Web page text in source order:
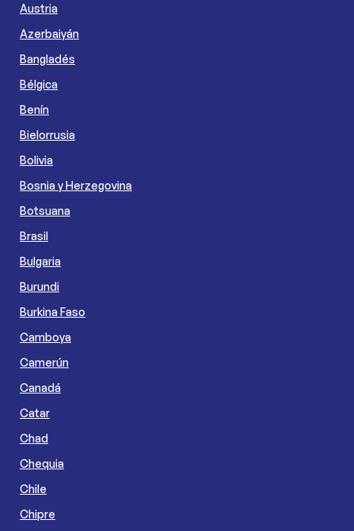
Austria
Azerbaiyán
Bangladés
Bélgica
Benín
Bielorrusia
Bolivia
Bosnia y Herzegovina
Botsuana
Brasil
Bulgaria
Burundi
Burkina Faso
Camboya
Camerún
Canadá
Catar
Chad
Chequia
Chile
Chipre